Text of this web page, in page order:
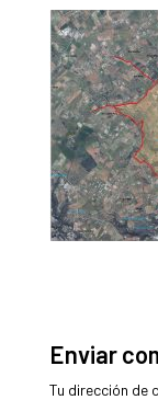
Enviar
Tu dirección de